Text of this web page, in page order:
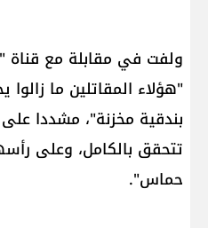
ولفت في مقابلة مع
بندقية مخزنة"، مشددا
تتحقق بالكامل، وعلى
حماس".